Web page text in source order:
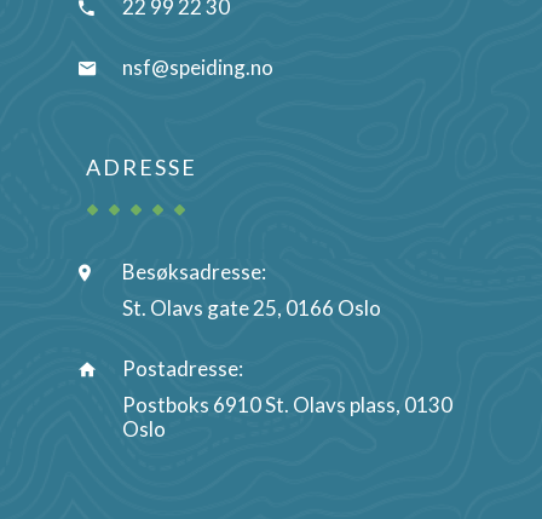
22 99 22 30
nsf@speiding.no
ADRESSE
Besøksadresse:
St. Olavs gate 25, 0166 Oslo
Postadresse:
Postboks 6910 St. Olavs plass, 0130
Oslo